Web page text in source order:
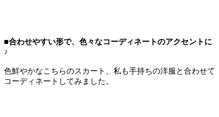
■合わせやすい形で、色々なコーディネートのアクセントに
♪
色鮮やかなこちらのスカート、私も手持ちの洋服と合わせて
コーディネートしてみました。